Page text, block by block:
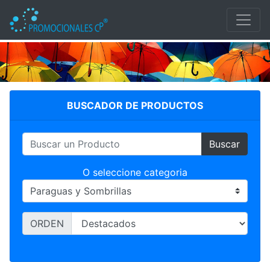
PARAGUAS Y SOMBRILLAS
BUSCADOR DE PRODUCTOS
Buscar
O seleccione categoria
ORDEN